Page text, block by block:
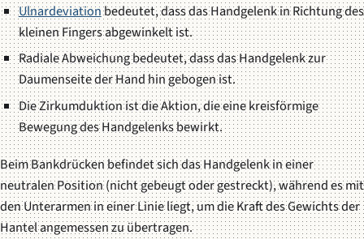
Ulnardeviationbedeutet, dass das Handgelenk in Richtung des
kleinen Fingers abgewinkelt ist.
Radiale Abweichung bedeutet, dass das Handgelenk zur
Daumenseite der Hand hin gebogen ist.
Die Zirkumduktion ist die Aktion, die eine kreisförmige
Bewegung des Handgelenks bewirkt.
Beim Bankdrücken befindet sich das Handgelenk in einer
neutralen Position (nicht gebeugt oder gestreckt), während es mit
den Unterarmen in einer Linie liegt, um die Kraft des Gewichts der
Hantel angemessen zu übertragen.